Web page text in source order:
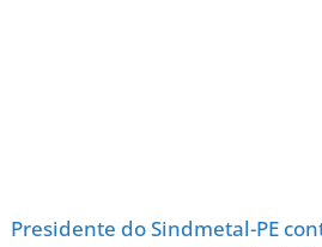
Presidente do Sindmetal-PE